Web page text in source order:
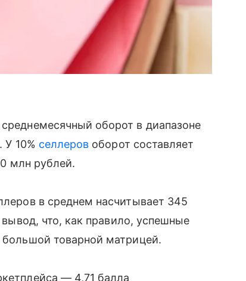
оборот в диапазоне
10% селлеров оборот составляет
млн рублей.
в среднем насчитывает 345
вывод, что, как правило, успешные
товарной матрицей.
— 4,71 балла